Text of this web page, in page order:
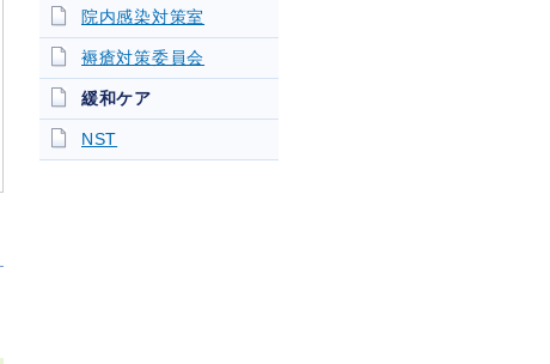
院内感染対策室
褥瘡対策委員会
緩和ケア
NST